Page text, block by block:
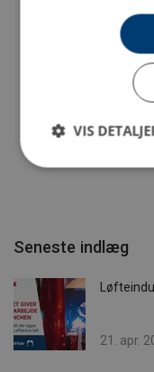
Hydraulisk donkraft
POWERTEX PTJ-S1
Se produkt
Seneste indlæg
21. apr.
VIS